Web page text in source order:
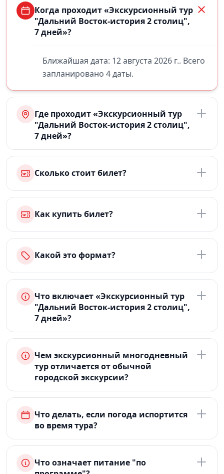
Когда проходит «Экскурсионный тур
"Дальний Восток-история 2 столиц",
7 дней»?
Ближайшая дата: 12 августа 2026 г.. Всего
запланировано 4 даты.
Где проходит «Экскурсионный тур
"Дальний Восток-история 2 столиц",
7 дней»?
Сколько стоит билет?
Как купить билет?
Какой это формат?
Что включает «Экскурсионный тур
"Дальний Восток-история 2 столиц",
7 дней»?
Чем экскурсионный многодневный
тур отличается от обычной
городской экскурсии?
Что делать, если погода испортится
во время тура?
Что означает питание "по